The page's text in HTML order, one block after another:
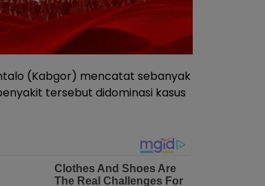
(Kabgor) mencatat sebanyak
tersebut didominasi kasus